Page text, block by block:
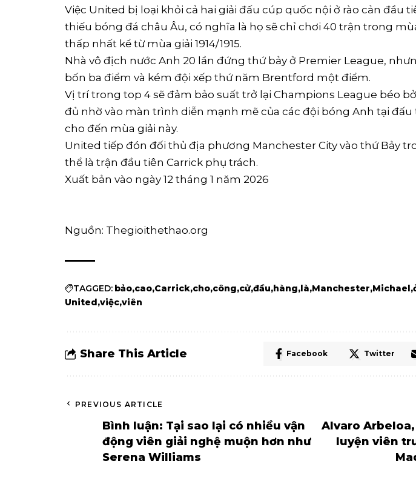
Việc United bị loại khỏi cả hai giải đấu cúp quốc nội ở rào cản đầu
thiếu bóng đá châu Âu, có nghĩa là họ sẽ chỉ chơi 40 trận trong
thấp nhất kể từ mùa giải 1914/1915.
Nhà vô địch nước Anh 20 lần đứng thứ bảy ở Premier League,
bốn ba điểm và kém đội xếp thứ năm Brentford một điểm.
Vị trí trong top 4 sẽ đảm bảo suất trở lại Champions League béo
đủ nhờ vào màn trình diễn mạnh mẽ của các đội bóng Anh tại đấu
cho đến mùa giải này.
United tiếp đón đối thủ địa phương Manchester City vào thứ Bảy
thể là trận đầu tiên Carrick phụ trách.
Xuất bản vào ngày 12 tháng 1 năm 2026
Nguồn: Thegioithethao.org
TAGGED: bảo cao Carrick cho công cử đầu hàng là Manchester Michael
United việc viên
Share This Article Facebook Twitter
PREVIOUS ARTICLE
Bình luận: Tại sao lại có nhiều vận
động viên giải nghệ muộn hơn như
Serena Williams
Alvaro
luyện viên